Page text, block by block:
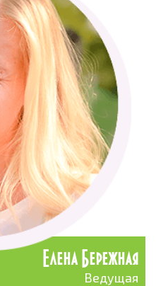
Елена Бережная
Ведущая